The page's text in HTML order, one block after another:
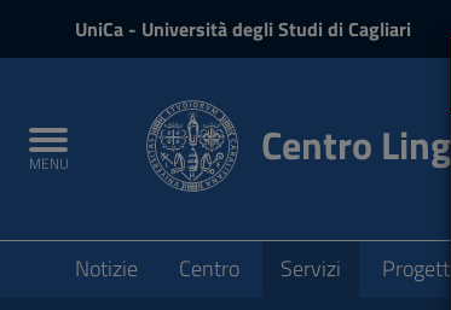
UniCa - Università degli Studi di Cagliari
Toggle
navigation
MENU Centro
Submenu
Notizie Centro Servizi Progetti